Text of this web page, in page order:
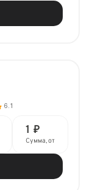
6.1
1 ₽
Сумма, от